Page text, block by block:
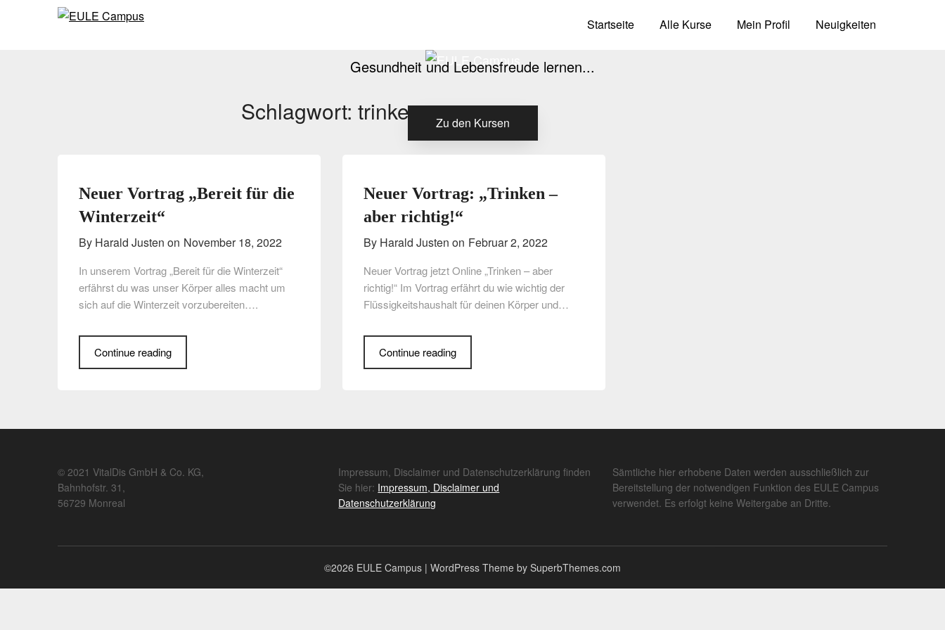
Startseite Alle Kurse Mein Profil Neuigkeiten
Gesundheit und Lebensfreude lernen...
Zu den Kursen
Schlagwort:trinken
Neuer Vortrag „Bereit für die
Winterzeit“
By Harald Justen on November 18, 2022
In unserem Vortrag „Bereit für die Winterzeit“
erfährst du was unser Körper alles macht um
sich auf die Winterzeit vorzubereiten….
Continue reading
Neuer Vortrag: „Trinken –
aber richtig!“
By Harald Justen on Februar 2, 2022
Neuer Vortrag jetzt Online „Trinken – aber
richtig!“ Im Vortrag erfährt du wie wichtig der
Flüssigkeitshaushalt für deinen Körper und…
Continue reading
© 2021 VitalDis GmbH & Co. KG,
Bahnhofstr. 31,
56729 Monreal
Impressum, Disclaimer und Datenschutzerklärung finden
Sie hier: Impressum, Disclaimer und
Datenschutzerklärung
Sämtliche hier erhobene Daten werden ausschließlich zur
Bereitstellung der notwendigen Funktion des EULE Campus
verwendet. Es erfolgt keine Weitergabe an Dritte.
©2026 EULE Campus | WordPress Theme by SuperbThemes.com